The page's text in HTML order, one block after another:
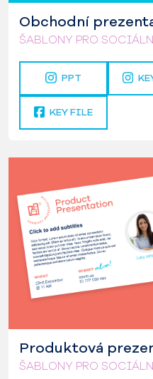
Obchodní
ŠABLONY PRO
PPT
KEY FILE
Produktová
ŠABLONY PRO